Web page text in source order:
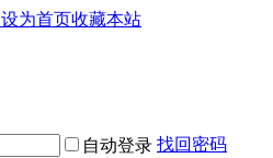
设为首页收藏本站
自动登录 找回密码